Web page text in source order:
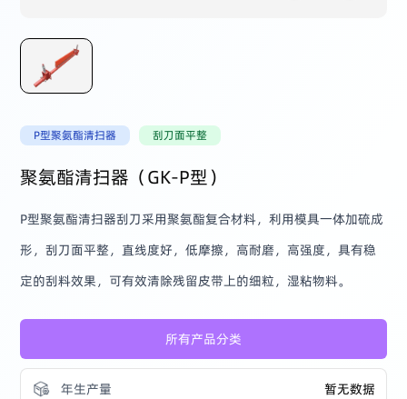
P型聚氨酯清扫器 刮刀面平整
聚氨酯清扫器（GK-P型）
P型聚氨酯清扫器刮刀采用聚氨酯复合材料，利用模具一体加硫成
形，刮刀面平整，直线度好，低摩擦，高耐磨，高强度，具有稳
定的刮料效果，可有效清除残留皮带上的细粒，湿粘物料。
所有产品分类
年生产量 暂无数据